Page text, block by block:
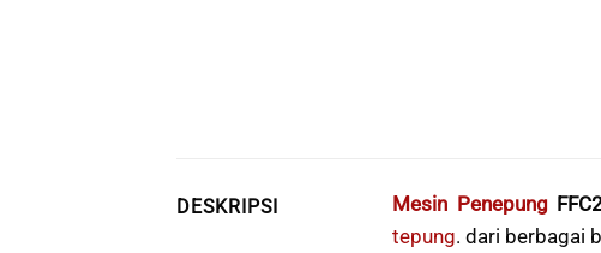
DESKRIPSI Mesin Penepung
tepung. dari berbagai